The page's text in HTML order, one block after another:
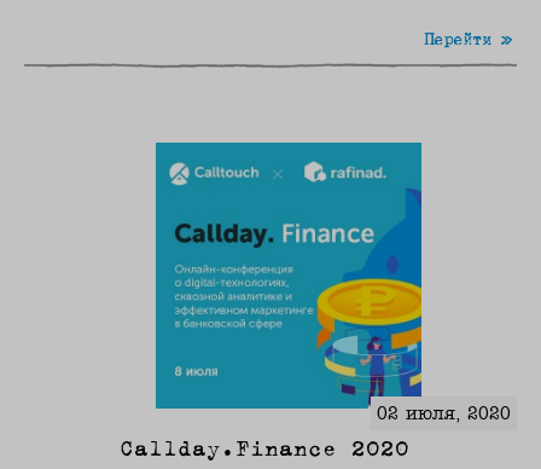
Перейти »
02 июля, 2020
Callday.Finance 2020